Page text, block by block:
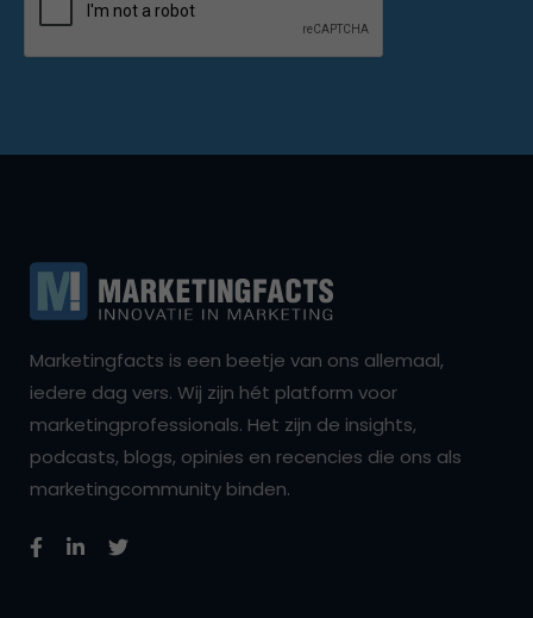
Marketingfacts is een beetje van ons allemaal,
iedere dag vers. Wij zijn hét platform voor
marketingprofessionals. Het zijn de insights,
podcasts, blogs, opinies en recencies die ons als
marketingcommunity binden.